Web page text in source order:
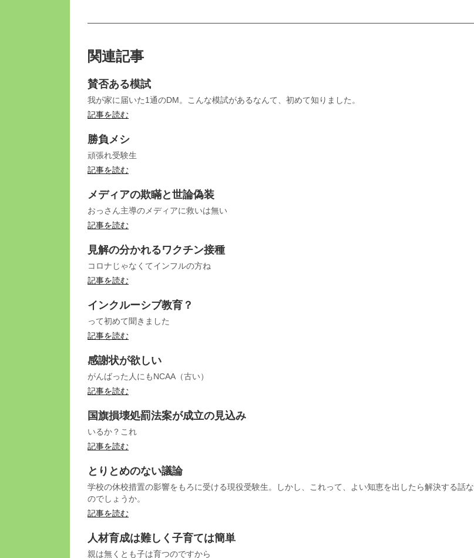
関連記事
賛否ある模試
我が家に届いた1通のDM。こんな模試があるなんて、初めて知りました。
記事を読む
勝負メシ
頑張れ受験生
記事を読む
メディアの欺瞞と世論偽装
おっさん主導のメディアに救いは無い
記事を読む
見解の分かれるワクチン接種
コロナじゃなくてインフルの方ね
記事を読む
インクルーシブ教育？
って初めて聞きました
記事を読む
感謝状が欲しい
がんばった人にもNCAA（古い）
記事を読む
国旗損壊処罰法案が成立の見込み
いるか？これ
記事を読む
とりとめのない議論
学校の休校措置の影響をもろに受ける現役受験生。しかし、これって、よい知恵を出したら解決する話な
のでしょうか。
記事を読む
人材育成は難しく子育ては簡単
親は無くとも子は育つのですから